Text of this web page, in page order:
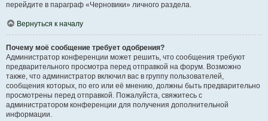
перейдите в параграф «Черновики» личного раздела.
Вернуться к началу
Почему моё сообщение требует одобрения?
Администратор конференции может решить, что сообщения требуют
предварительного просмотра перед отправкой на форум. Возможно
также, что администратор включил вас в группу пользователей,
сообщения которых, по его или её мнению, должны быть предварительно
просмотрены перед отправкой. Пожалуйста, свяжитесь с
администратором конференции для получения дополнительной
информации.